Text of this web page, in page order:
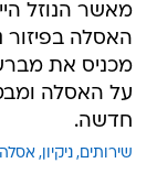
מאשר הנוזל
מכניס את
על האסלה
חדשה.
שירותים ניקיון